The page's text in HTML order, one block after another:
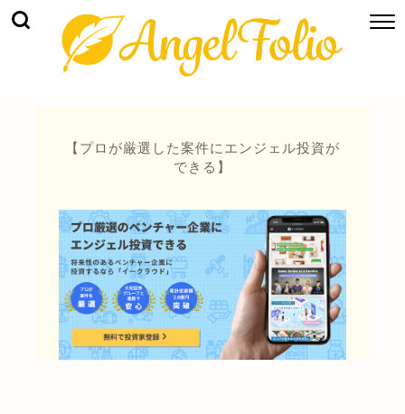
【プロが厳選した案件にエンジェル投資が
できる】